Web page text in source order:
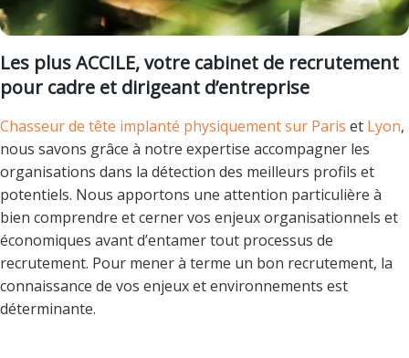
Les plus ACCILE, votre cabinet de recrutement
pour cadre et dirigeant d’entreprise
Chasseur de tête implanté physiquement sur Paris et Lyon,
nous savons grâce à notre expertise accompagner les
organisations dans la détection des meilleurs profils et
potentiels. Nous apportons une attention particulière à
bien comprendre et cerner vos enjeux organisationnels et
économiques avant d’entamer tout processus de
recrutement. Pour mener à terme un bon recrutement, la
connaissance de vos enjeux et environnements est
déterminante.